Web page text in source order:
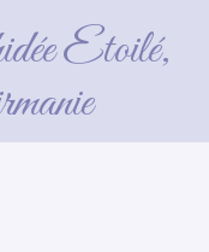
Etoilé,